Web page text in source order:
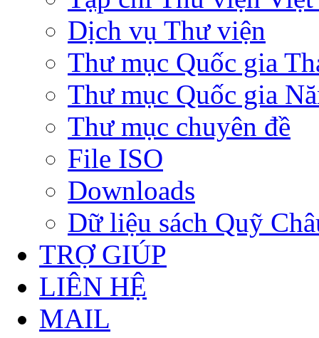
Dịch vụ Thư viện
Thư mục Quốc gia
Thư mục Quốc gia
Thư mục chuyên đề
File ISO
Downloads
Dữ liệu sách Quỹ
TRỢ GIÚP
LIÊN HỆ
MAIL